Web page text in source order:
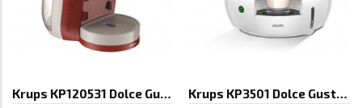
Krups KP120531 Dolce Gusto MINI ME, Krups KP3501 Dolce Gusto Drop, Espresso